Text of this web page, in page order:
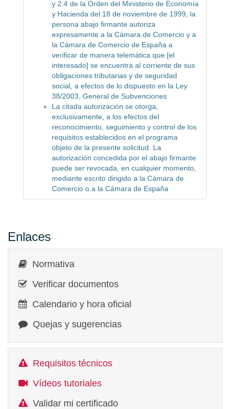
y 2.4 de la Orden del Ministerio de Economía
y Hacienda del 18 de noviembre de 1999, la
persona abajo firmante autoriza
expresamente a la Cámara de Comercio y a
la Cámara de Comercio de España a
verificar de manera telemática que [el
interesado] se encuentra al corriente de sus
obligaciones tributarias y de seguridad
social, a efectos de lo dispuesto en la Ley
38/2003, General de Subvenciones
La citada autorización se otorga,
exclusivamente, a los efectos del
reconocimiento, seguimiento y control de los
requisitos establecidos en el programa
objeto de la presente solicitud. La
autorización concedida por el abajo firmante
puede ser revocada, en cualquier momento,
mediante escrito dirigido a la Cámara de
Comercio o a la Cámara de España
Enlaces
Normativa
Verificar documentos
Calendario y hora oficial
Quejas y sugerencias
Requisitos técnicos
Vídeos tutoriales
Validar mi certificado